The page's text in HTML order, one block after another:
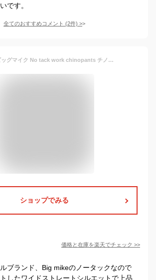
です。
全てのおすすめコメント (2件) >
Big Mike ビッグマイク No tack work chinopants チノパンツ アメカジ チノパン ワイドチノパン チノパンメンズ ノータックパンツ ワイドチノパンツ メンズ ワークパンツ メンズワイドチノ ストレートワイドパンツ メンズワイドパンツ ブランド ゆったり アメカジブランド
ショップでみる
価格と在庫を楽天でチェック >>
ブランド、Big mikeのノータックなので
したワイドストレートシルエットで上品